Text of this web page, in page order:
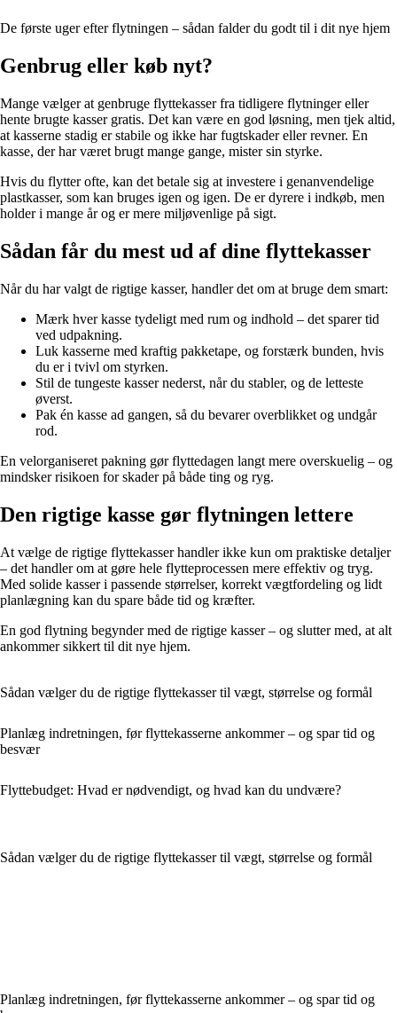
De første uger efter flytningen – sådan falder du godt til i dit nye hjem
Genbrug eller køb nyt?
Mange vælger at genbruge flyttekasser fra tidligere flytninger eller
hente brugte kasser gratis. Det kan være en god løsning, men tjek altid,
at kasserne stadig er stabile og ikke har fugtskader eller revner. En
kasse, der har været brugt mange gange, mister sin styrke.
Hvis du flytter ofte, kan det betale sig at investere i genanvendelige
plastkasser, som kan bruges igen og igen. De er dyrere i indkøb, men
holder i mange år og er mere miljøvenlige på sigt.
Sådan får du mest ud af dine flyttekasser
Når du har valgt de rigtige kasser, handler det om at bruge dem smart:
Mærk hver kasse tydeligt med rum og indhold – det sparer tid
ved udpakning.
Luk kasserne med kraftig pakketape, og forstærk bunden, hvis
du er i tvivl om styrken.
Stil de tungeste kasser nederst, når du stabler, og de letteste
øverst.
Pak én kasse ad gangen, så du bevarer overblikket og undgår
rod.
En velorganiseret pakning gør flyttedagen langt mere overskuelig – og
mindsker risikoen for skader på både ting og ryg.
Den rigtige kasse gør flytningen lettere
At vælge de rigtige flyttekasser handler ikke kun om praktiske detaljer
– det handler om at gøre hele flytteprocessen mere effektiv og tryg.
Med solide kasser i passende størrelser, korrekt vægtfordeling og lidt
planlægning kan du spare både tid og kræfter.
En god flytning begynder med de rigtige kasser – og slutter med, at alt
ankommer sikkert til dit nye hjem.
Sådan vælger du de rigtige flyttekasser til vægt, størrelse og formål
Planlæg indretningen, før flyttekasserne ankommer – og spar tid og
besvær
Flyttebudget: Hvad er nødvendigt, og hvad kan du undvære?
Sådan vælger du de rigtige flyttekasser til vægt, størrelse og formål
Planlæg indretningen, før flyttekasserne ankommer – og spar tid og